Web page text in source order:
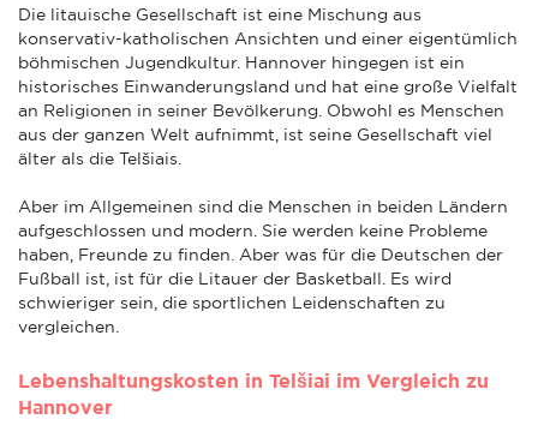
Die litauische Gesellschaft ist eine Mischung aus
konservativ-katholischen Ansichten und einer eigentümlich
böhmischen Jugendkultur. Hannover hingegen ist ein
historisches Einwanderungsland und hat eine große Vielfalt
an Religionen in seiner Bevölkerung. Obwohl es Menschen
aus der ganzen Welt aufnimmt, ist seine Gesellschaft viel
älter als die Telšiais.
Aber im Allgemeinen sind die Menschen in beiden Ländern
aufgeschlossen und modern. Sie werden keine Probleme
haben, Freunde zu finden. Aber was für die Deutschen der
Fußball ist, ist für die Litauer der Basketball. Es wird
schwieriger sein, die sportlichen Leidenschaften zu
vergleichen.
Lebenshaltungskosten in Telšiai im Vergleich zu
Hannover